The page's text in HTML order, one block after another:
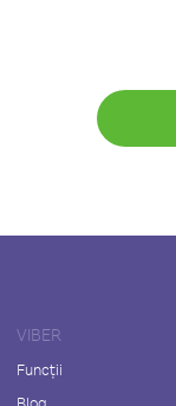
VIBER
Funcții